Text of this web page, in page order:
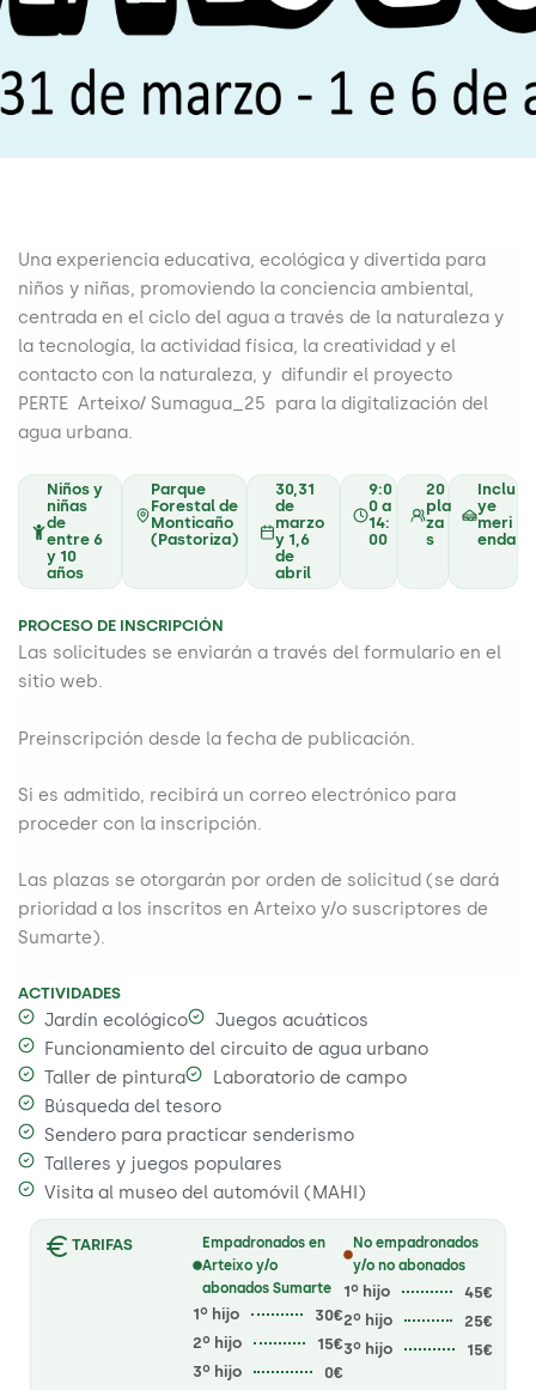
Una experiencia educativa, ecológica y divertida para
niños y niñas, promoviendo la conciencia ambiental,
centrada en el ciclo del agua a través de la naturaleza y
la tecnología, la actividad física, la creatividad y el
contacto con la naturaleza, y difundir el proyecto
PERTE Arteixo/ Sumagua_25 para la digitalización del
agua urbana.
Niños y
niñas
de
entre 6
y 10
años
Parque
Forestal de
Monticaño
(Pastoriza)
30,31
de
marzo
y 1,6
de
abril
9:0
0 a
14:
00
20
pla
za
s
Inclu
ye
meri
enda
PROCESO DE INSCRIPCIÓN
Las solicitudes se enviarán a través del formulario en el
sitio web.
Preinscripción desde la fecha de publicación.
Si es admitido, recibirá un correo electrónico para
proceder con la inscripción.
Las plazas se otorgarán por orden de solicitud (se dará
prioridad a los inscritos en Arteixo y/o suscriptores de
Sumarte).
ACTIVIDADES
Jardín ecológico
Juegos acuáticos
Funcionamiento del circuito de agua urbano
Taller de pintura
Laboratorio de campo
Búsqueda del tesoro
Sendero para practicar senderismo
Talleres y juegos populares
Visita al museo del automóvil (MAHI)
TARIFAS
Empadronados en
Arteixo y/o
abonados Sumarte
1º hijo
30€
2º hijo
15€
3º hijo
0€
No empadronados
y/o no abonados
1º hijo
45€
2º hijo
25€
3º hijo
15€